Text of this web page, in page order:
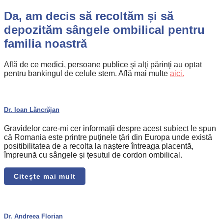
Da, am decis să recoltăm și să
depozităm sângele ombilical pentru
familia noastră
Află de ce medici, persoane publice şi alţi părinţi au optat
pentru bankingul de celule stem. Află mai multe aici.
Dr. Ioan Lăncrăjan
Gravidelor care-mi cer informații despre acest subiect le spun
că Romania este printre puținele țări din Europa unde există
positibilitatea de a recolta la naștere întreaga placentă,
împreună cu sângele și țesutul de cordon ombilical.
Citește mai mult
Dr. Andreea Florian